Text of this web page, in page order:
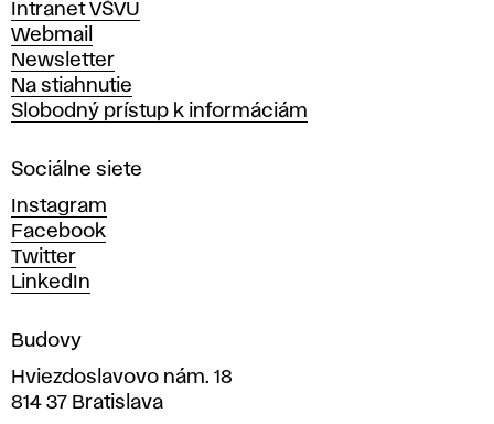
ý
t
v
a
r
ý
c
h
u
m
e
í
v
Intranet VŠVU
Webmail
Newsletter
Na stiahnutie
Slobodný prístup k informáciám
Sociálne siete
Instagram
Facebook
Twitter
LinkedIn
Budovy
Hviezdoslavovo nám. 18
814 37 Bratislava